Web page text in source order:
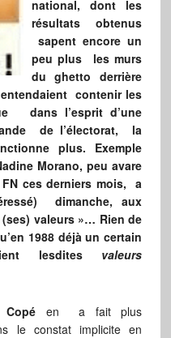
national, dont les
résultats obtenus
sapent encore un
peu plus les murs
du ghetto derrière
contenir les
dans l’esprit d’une
de l’électorat, la
plus. Exemple
Morano, peu avare
ces derniers mois, a
dimanche, aux
valeurs »… Rien de
1988 déjà un certain
lesdites valeurs
Copé en a fait plus
le constat implicite en